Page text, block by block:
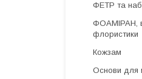
ФЕТР та
ФОАМІРАН,
флористики
Кожзам
Основи для